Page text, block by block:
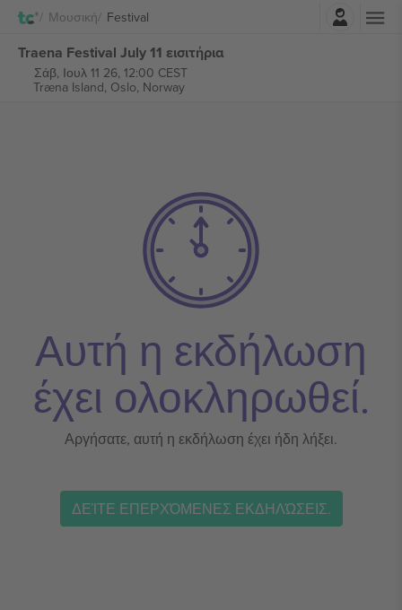
Μουσική Festival
Traena Festival July 11 εισιτήρια
Σάβ, Ιουλ 11 26, 12:00 CEST
Træna Island, Oslo, Norway
Αυτή η εκδήλωση
έχει ολοκληρωθεί.
Αργήσατε, αυτή η εκδήλωση έχει ήδη λήξει.
ΔΕΊΤΕ ΕΠΕΡΧΌΜΕΝΕΣ ΕΚΔΗΛΏΣΕΙΣ.